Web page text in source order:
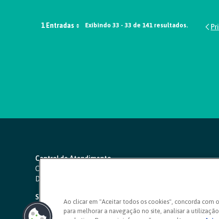
1 Entradas Exibindo 33 - 33 de 141 resultados.
Central de Atendimento
Capitais e regiões metropolitanas:
Demais localidades:
SAC 24 horas
Ouvidoria
Ao clicar em "Aceitar todos os cookies", concorda com
para melhorar a navegação no site, analisar a